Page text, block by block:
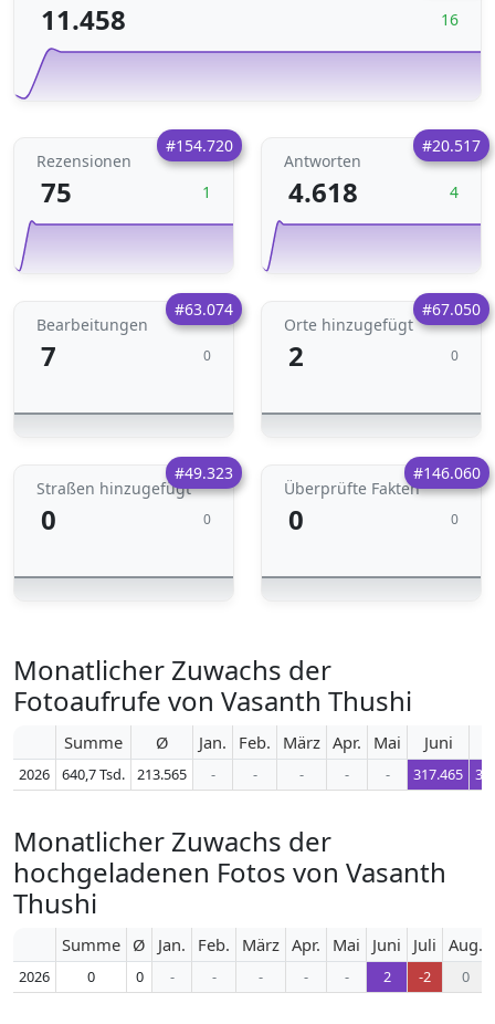
11.458 16
#154.720
Rezensionen
75 1
#20.517
Antworten
4.618 4
#63.074
Bearbeitungen
7 0
#67.050
Orte hinzugefügt
2 0
#49.323
Straßen hinzugefügt
0 0
#146.060
Überprüfte Fakten
0 0
Monatlicher Zuwachs der
Fotoaufrufe von Vasanth Thushi
Summe Ø Jan. Feb. März Apr. Mai Juni
2026 640,7 Tsd. 213.565 - - - - - 317.465
Monatlicher Zuwachs der
hochgeladenen Fotos von Vasanth
Thushi
Summe Ø Jan. Feb. März Apr. Mai Juni Juli Aug.
2026 0 0 - - - - - 2 -2 0